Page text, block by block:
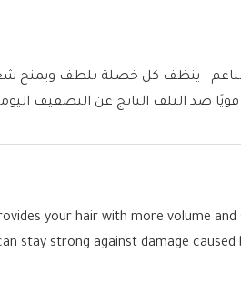
ضد التلف الناتج عن التصفيف
your hair with more volume and
stay strong against damage caused